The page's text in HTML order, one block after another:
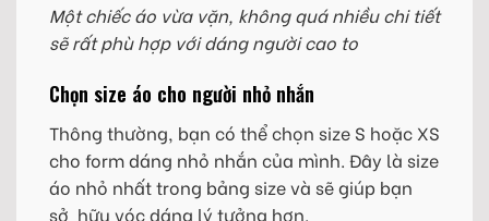
Một chiếc áo vừa vặn, không quá nhiều chi tiết
sẽ rất phù hợp với dáng người cao to
Chọn size áo cho người nhỏ nhắn
Thông thường, bạn có thể chọn size S hoặc XS
cho form dáng nhỏ nhắn của mình. Đây là size
áo nhỏ nhất trong bảng size và sẽ giúp bạn
sở hữu vóc dáng lý tưởng hơn.